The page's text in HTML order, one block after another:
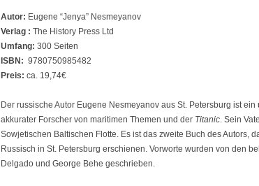
Autor: Eugene “Jenya” Nesmeyanov
Verlag : The History Press Ltd
Umfang: 300 Seiten
ISBN: 9780750985482
Preis: ca. 19,74€
Der russische Autor Eugene Nesmeyanov aus St. Petersburg ist
akkurater Forscher von maritimen Themen und der Titanic. Sein
Sowjetischen Baltischen Flotte. Es ist das zweite Buch des Autors,
Russisch in St. Petersburg erschienen. Vorworte wurden von den
Delgado und George Behe geschrieben.